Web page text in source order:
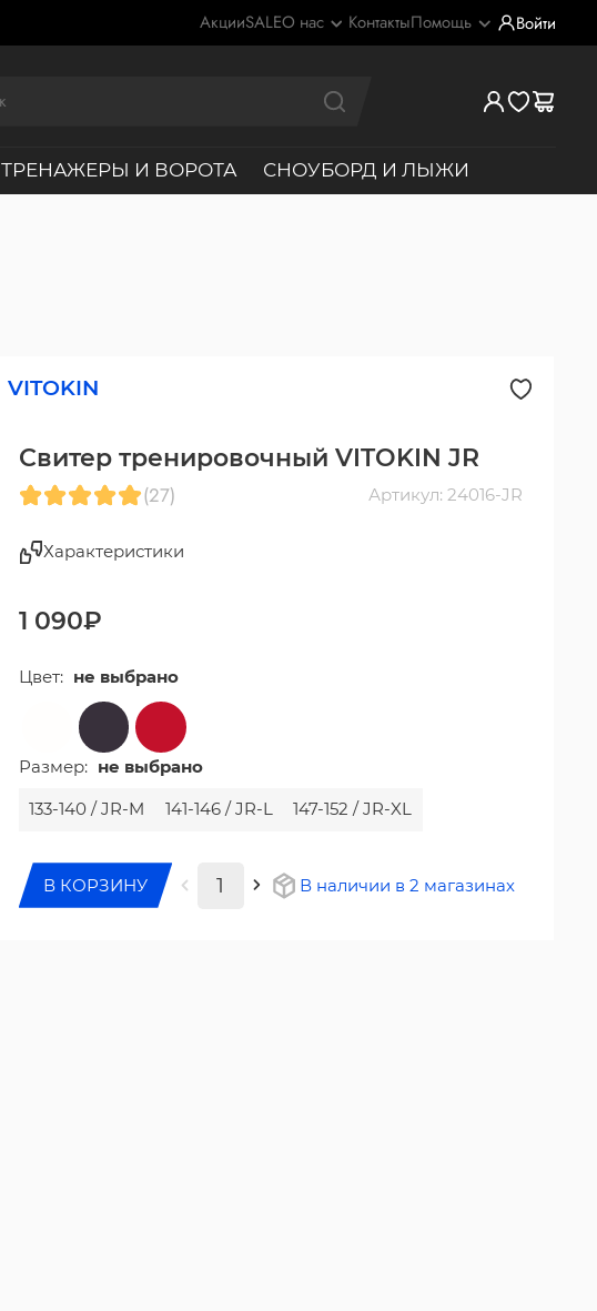
АкцииSALEО нас КонтактыПомощь Войти
ТРЕНАЖЕРЫ И ВОРОТА СНОУБОРД И ЛЫЖИ
VITOKIN
Свитер тренировочный VITOKIN JR
(27) Артикул: 24016-JR
Характеристики
1 090₽
Цвет: не выбрано
Размер: не выбрано
133-140 / JR-M 141-146 / JR-L 147-152 / JR-XL
В КОРЗИНУ В наличии в 2 магазинах